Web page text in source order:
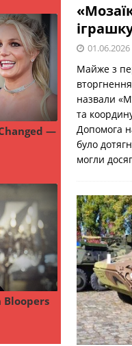
01.06.2026
Майже з
назвали
та
Допомога
було
могли